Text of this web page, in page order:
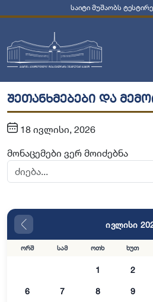
საიტი მუშაობს
შეთანხმებები და
18 ივლისი, 2026
მონაცემები ვერ მოიძებნა
ივლისი
ორშ სამ ოთხ ხუთ
1 2
6 7 8 9